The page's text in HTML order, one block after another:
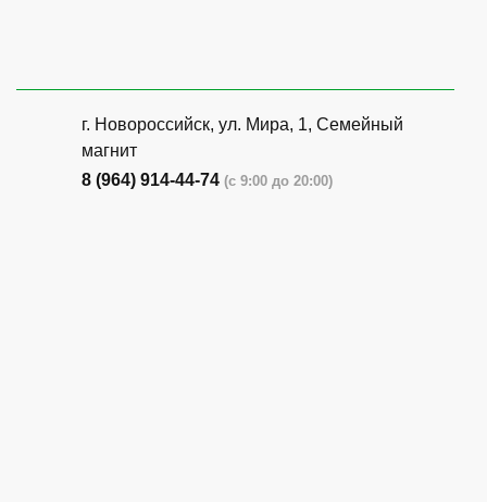
г. Новороссийск, ул. Мира, 1, Семейный
магнит
8 (964) 914-44-74 (с 9:00 до 20:00)